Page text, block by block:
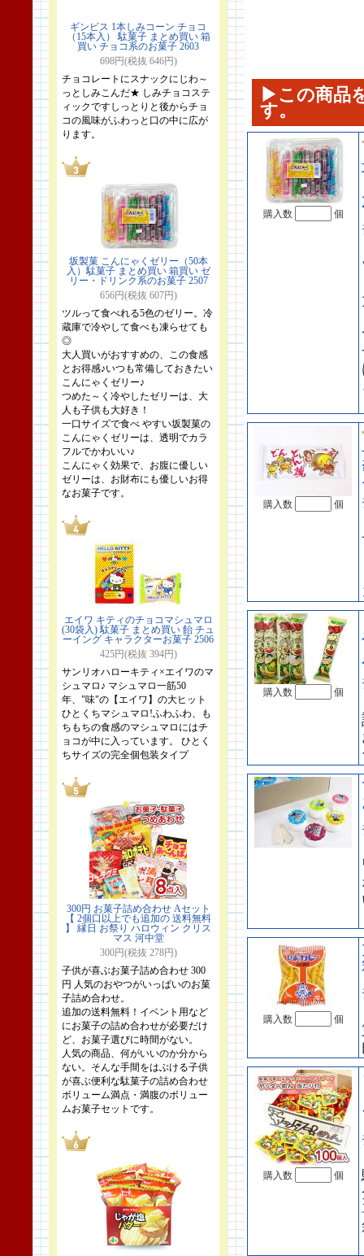
ギンビス 1本しみコーン チョコ
（15本入） 駄菓子 まとめ買い 箱
買い チョコ系のお菓子 2603
698円(税抜 646円)
チョコレートにスナックにじわ～
っとしみこんだ★ しみチョコステ
ィックですしっとりと後からチョ
コの風味がふわっと口の中に広が
ります。
坂製菓 こんにゃくゼリー（50本
入）駄菓子 まとめ買い 箱買い ゼ
リー・ドリンク系のお菓子 2507
656円(税抜 607円)
ツルって食べれる5色のゼリー。冷
蔵庫で冷やして食べも凍らせても
◎
大人買いがおすすめの、この食感
とお得感♪いつも常備しておきたい
こんにゃくゼリー♪
つめた～く冷やしたゼリーは、大
人も子供も大好き！
一口サイズで食べ やすい坂製菓の
こんにゃくゼリーは、透明でカラ
フルでかわいい♪
こんにゃく効果で、お腹に優しい
ゼリーは、お財布にも優しいお得
なお菓子です。
エイワ キティのチョコマシュマロ
(30袋入) 駄菓子 まとめ買い 飴 チュ
ーイング キャラクターお菓子 2506
425円(税抜 394円)
サンリオハローキティ×エイワのマ
シュマロ♪ マシュマロ一筋50
年、"味"の【エイワ】の大ヒット
ひとくちマシュマロ!ふわふわ、も
ちもちの食感のマシュマロにはチ
ョコが中に入っています。 ひとく
ちサイズの完全個包装タイプ
300円 お菓子詰め合わせ Aセット
【 2個口以上でも追加の 送料無料
】 縁日 お祭り ハロウィン クリス
マス 河中堂
300円(税抜 278円)
子供が喜ぶお菓子詰め合わせ 300
円 人気のおやつがいっぱいのお菓
子詰め合わせ。
追加の送料無料！イベント用など
にお菓子の詰め合わせが必要だけ
ど、お菓子選びに時間がない。
人気の商品、何がいいのか分から
ない。そんな手間をはぶける子供
が喜ぶ便利な駄菓子の詰め合わせ
ボリューム満点・満腹のボリュー
ムお菓子セットです。
▶この商品
す。
購入数 個
購入数 個
購入数 個
購入数 個
購入数 個